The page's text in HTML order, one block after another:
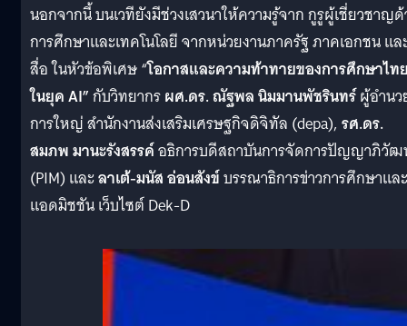
นอกจากนี้ บนเวทียังมีช่วงเสวนาให้ความรู้จาก กูรูผู้เชี่ยวชาญ
การศึกษาและเทคโนโลยี จากหน่วยงานภาครัฐ ภาคเอกชน แล
สื่อ ในหัวข้อพิเศษ “โอกาสและความท้าทายของการศึกษาไท
ในยุค AI”กับวิทยากรผศ.ดร. ณัฐพล นิมมานพัชรินทร์ผู้อำนว
การใหญ่ สำนักงานส่งเสริมเศรษฐกิจดิจิทัล (depa), รศ.ดร.
สมภพ มานะรังสรรค์อธิการบดีสถาบันการจัดการปัญญาภิวั
(PIM) และลาเต้-มนัส อ่อนสังข์บรรณาธิการข่าวการศึกษาและ
แอดมิชชัน เว็บไซต์ Dek-D